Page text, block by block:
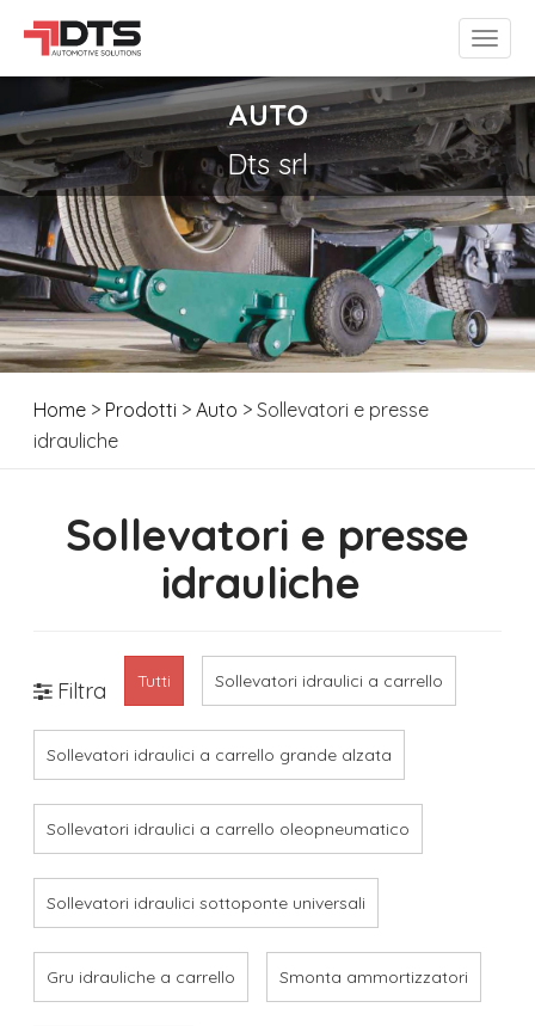
AUTO
Dts srl
Home > Prodotti >Auto > Sollevatori e presse
idrauliche
Sollevatori e presse
idrauliche
Filtra Tutti Sollevatori idraulici a carrello
Sollevatori idraulici a carrello grande alzata
Sollevatori idraulici a carrello oleopneumatico
Sollevatori idraulici sottoponte universali
Gru idrauliche a carrello Smonta ammortizzatori